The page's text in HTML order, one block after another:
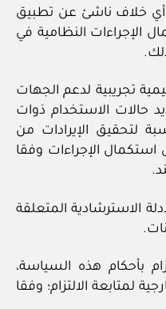
أي خلاف ناشئ عن تطبيق
الإجراءات النظامية في
تجريبية لدعم الجهات
حالات الاستخدام ذوات
لتحقيق الإيرادات من
استكمال الإجراءات وفقا
الاسترشادية المتعلقة
بأحكام هذه السياسة،
لمتابعة الالتزام؛ وفقا